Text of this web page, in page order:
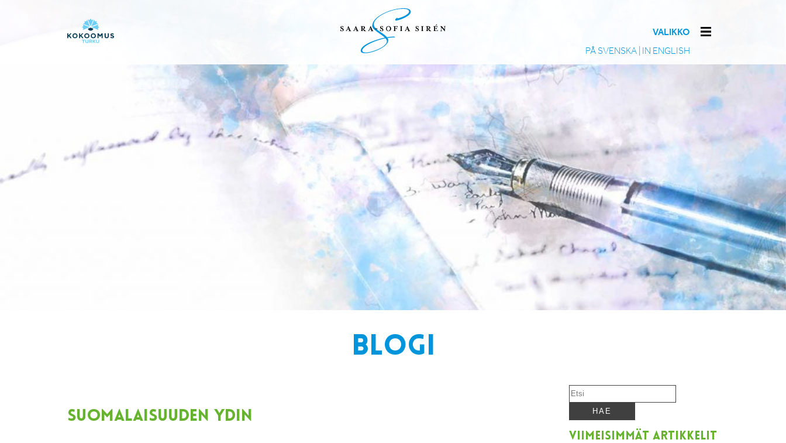
PÅ SVENSKA IN ENGLISH
VALIKKO
BLOGI
SUOMALAISUUDEN YDIN
VIIMEISIMMÄT ARTIKKELIT